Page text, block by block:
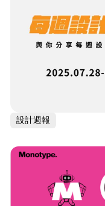
設計週報